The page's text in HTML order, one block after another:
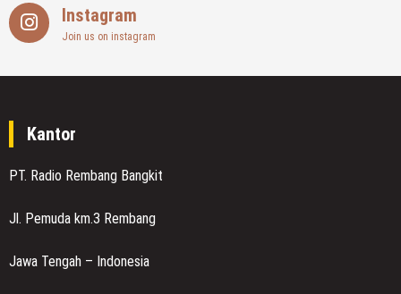
Instagram
Join us on instagram
Kantor
PT. Radio Rembang Bangkit
Jl. Pemuda km.3 Rembang
Jawa Tengah – Indonesia